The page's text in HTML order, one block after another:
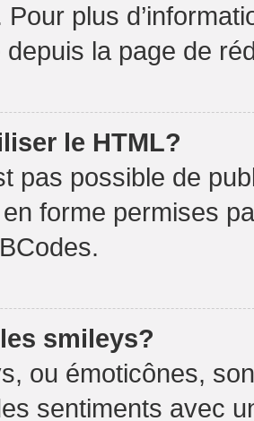
Pour plus
la page de
le HTML?
pas possible de
forme permises
smileys?
ou émoticônes,
sentiments avec